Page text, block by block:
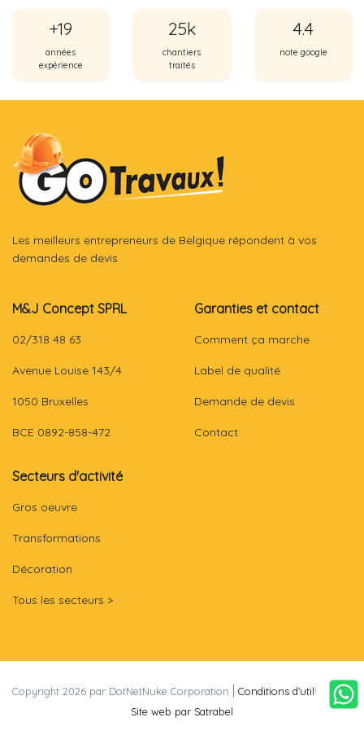
+19
années
expérience
25k
chantiers
traités
4.4
note google
Les meilleurs entrepreneurs de Belgique répondent à vos
demandes de devis
M&J Concept SPRL
02/318 48 63
Avenue Louise 143/4
1050 Bruxelles
BCE 0892-858-472
Garanties et contact
Comment ça marche
Label de qualité
Demande de devis
Contact
Secteurs d'activité
Gros oeuvre
Transformations
Décoration
Tous les secteurs >
Copyright 2026 par DotNetNuke Corporation Conditions d’utilisation |
Site web par Satrabel